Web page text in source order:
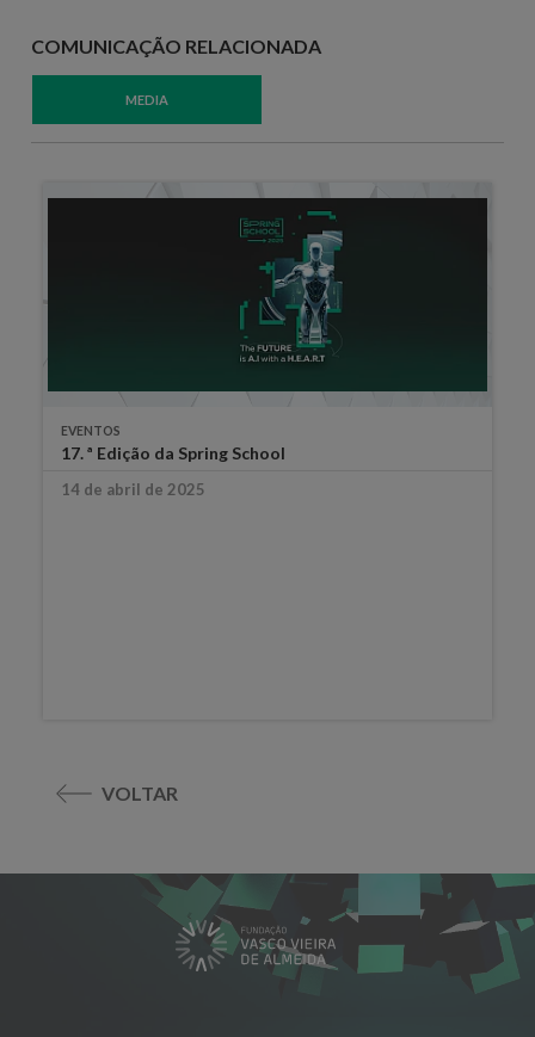
COMUNICAÇÃO RELACIONADA
MEDIA
EVENTOS
17. ª Edição da Spring School
14 de abril de 2025
VOLTAR